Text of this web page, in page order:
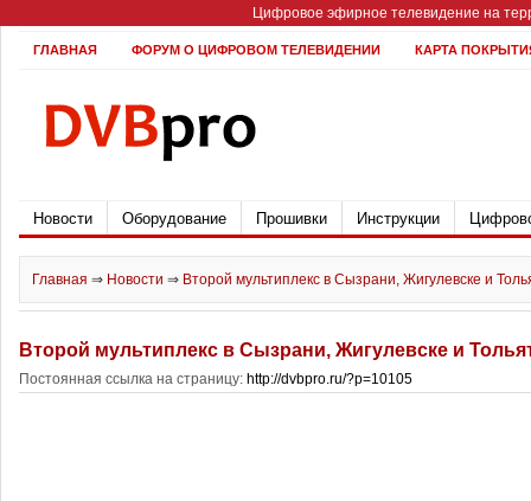
Цифровое эфирное телевидение на
ГЛАВНАЯ ФОРУМ О ЦИФРОВОМ ТЕЛЕВИДЕНИИ КАРТА
Новости Оборудование Прошивки Инструкции
Главная ⇒ Новости ⇒ Второй мультиплекс в Сызрани, Жигулевске и
Второй мультиплекс в Сызрани, Жигулевске и
Постоянная ссылка на страницу: http://dvbpro.ru/?p=10105